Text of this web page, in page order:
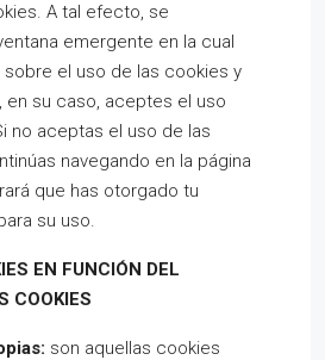
A tal efecto, se
emergente en la cual
el uso de las cookies y
en su caso, aceptes el uso
no aceptas el uso de las
navegando en la página
que has otorgado tu
su uso.
EN FUNCIÓN DEL
COOKIES
son aquellas cookies